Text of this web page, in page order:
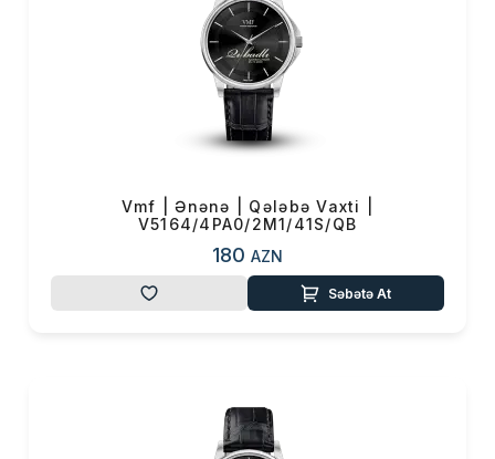
Vmf | Ənənə | Qələbə Vaxti |
V5164/4PA0/2M1/41S/QB
180 AZN
Səbətə At